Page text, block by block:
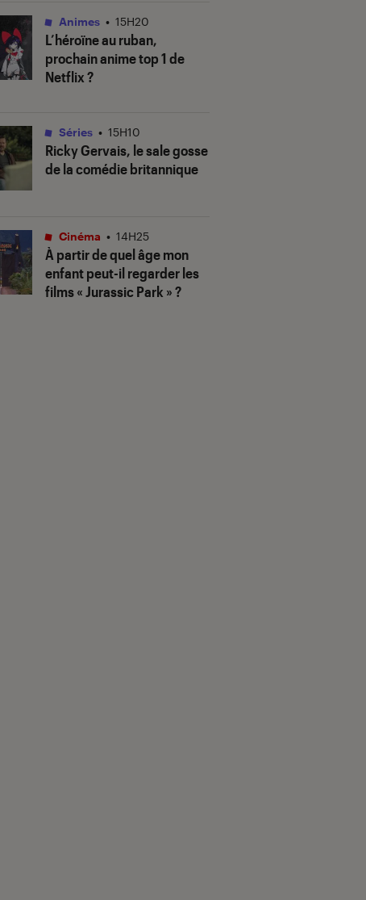
L’héroïne au ruban,
prochain anime top 1 de
Netflix ?
Animes • 15H20
Ricky Gervais, le sale gosse
de la comédie britannique
Séries • 15H10
À partir de quel âge mon
enfant peut-il regarder les
films « Jurassic Park » ?
Cinéma • 14H25